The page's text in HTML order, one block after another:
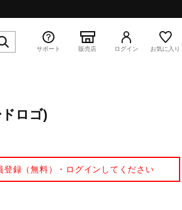
サポート 販売店 ログイン お気に入り
ロゴ)
登録（無料）・ログインしてください